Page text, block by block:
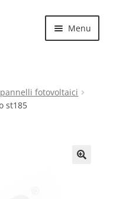
Menu
fotovoltaici
st185